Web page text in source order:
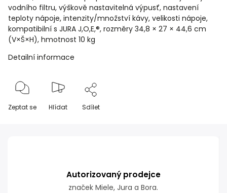
vodního filtru, výškově nastavitelná výpusť, nastavení
teploty nápoje, intenzity/množství kávy, velikosti nápoje,
kompatibilní s JURA J,O,E,®, rozměry 34,8 × 27 × 44,6 cm
(V×Š×H), hmotnost 10 kg
Detailní informace
Zeptat se Hlídat Sdílet
Autorizovaný prodejce
značek Miele, Jura a Bora.